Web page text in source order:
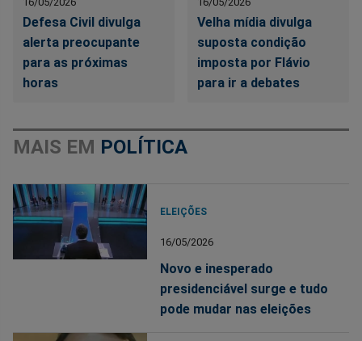
Defesa Civil divulga
alerta preocupante
para as próximas
horas
Velha mídia divulga
suposta condição
imposta por Flávio
para ir a debates
MAIS EM POLÍTICA
ELEIÇÕES
16/05/2026
Novo e inesperado
presidenciável surge e tudo
pode mudar nas eleições